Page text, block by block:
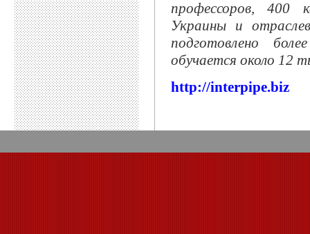
профессоров, 400
Украины и
подготовлено
обучается около 12
http://interpipe.biz